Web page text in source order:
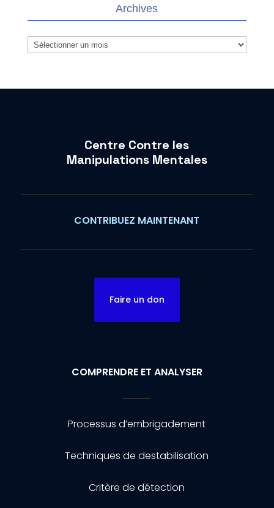
Archives
Archives
Centre Contre les
Manipulations Mentales
CONTRIBUEZ MAINTENANT
Faire un don
COMPRENDRE ET ANALYSER
Processus d’embrigadement
Techniques de destabilisation
Critère de détection